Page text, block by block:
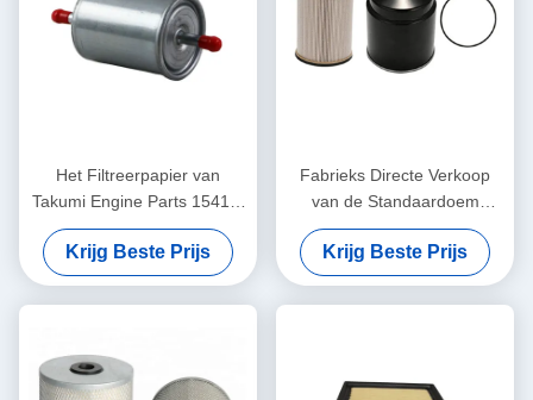
Het Filtreerpapier van
Takumi Engine Parts 15410-
78100 en het Kostuum
SUZUKI Fuel Filter van de
Kwaliteitshuisvesting
Krijg Beste Prijs
Fabrieks Directe Verkoop
van de Standaardoem
Kwaliteit en Hoog
rendementfilter van de
Vrachtwagenbrandstof
68197867AA 68065608AA
Krijg Beste Prijs